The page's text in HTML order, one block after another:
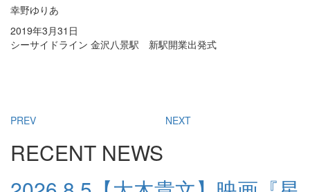
幸野ゆりあ
2019年3月31日
シーサイドライン 金沢八景駅 新駅開業出発式
PREV NEXT
RECENT NEWS